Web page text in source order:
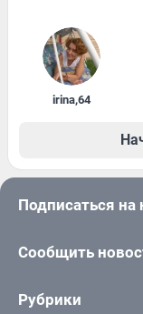
irina,64
Подписаться на
Сообщить
Рубрики